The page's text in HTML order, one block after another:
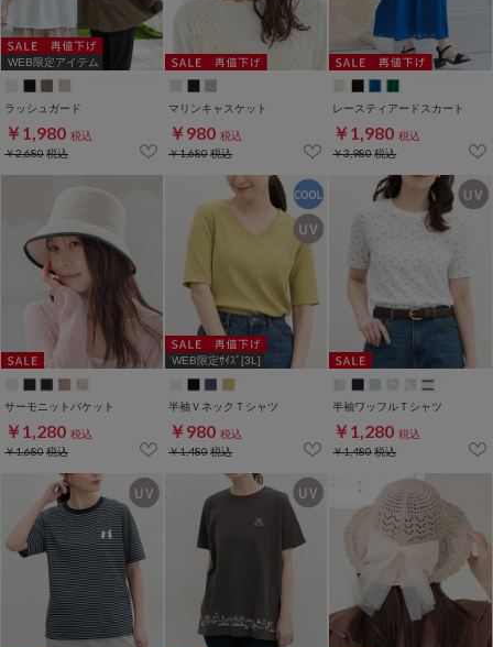
WEB限定アイテム
ラッシュガード
￥1,980 税込
￥2,680税込
マリンキャスケット
￥980 税込
￥1,680税込
レースティアードスカート
￥1,980 税込
￥3,980税込
サーモニットバケット
￥1,280 税込
￥1,680税込
WEB限定ｻｲｽﾞ[3L]
半袖ＶネックＴシャツ
￥980 税込
￥1,480税込
半袖ワッフルＴシャツ
￥1,280 税込
￥1,480税込